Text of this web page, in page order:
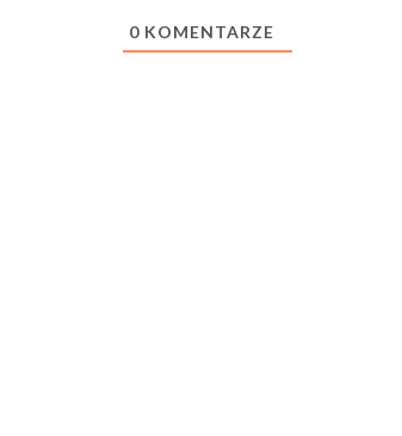
0KOMENTARZE